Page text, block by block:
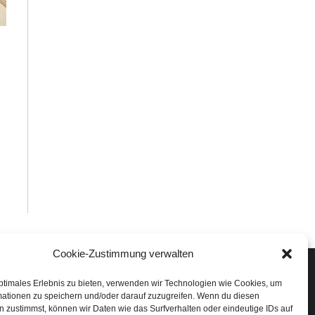
Cookie-Zustimmung verwalten
Erlebnis zu bieten, verwenden wir Technologien wie Cookies, um
zu speichern und/oder darauf zuzugreifen. Wenn du diesen
zustimmst, können wir Daten wie das Surfverhalten oder eindeutige IDs auf
Run